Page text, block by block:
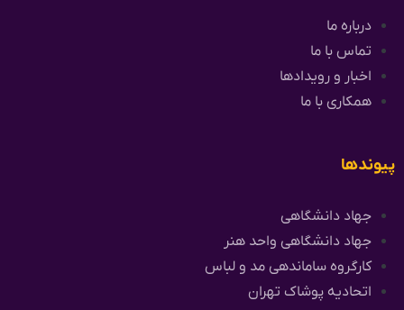
درباره ما
تماس با ما
اخبار و رویدادها
همکاری با ما
پیوندها
جهاد دانشگاهی
جهاد دانشگاهی واحد هنر
کارگروه ساماندهی مد و لباس
اتحادیه پوشاک تهران